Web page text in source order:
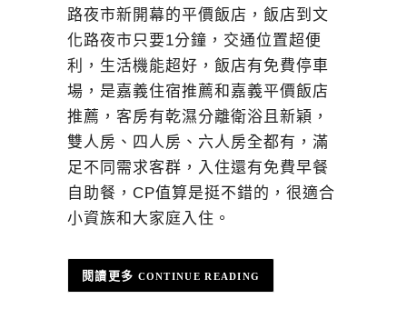
路夜市新開幕的平價飯店，飯店到文
化路夜市只要1分鐘，交通位置超便
利，生活機能超好，飯店有免費停車
場，是嘉義住宿推薦和嘉義平價飯店
推薦，客房有乾濕分離衛浴且新穎，
雙人房、四人房、六人房全都有，滿
足不同需求客群，入住還有免費早餐
自助餐，CP值算是挺不錯的，很適合
小資族和大家庭入住。
CONTINUE READING